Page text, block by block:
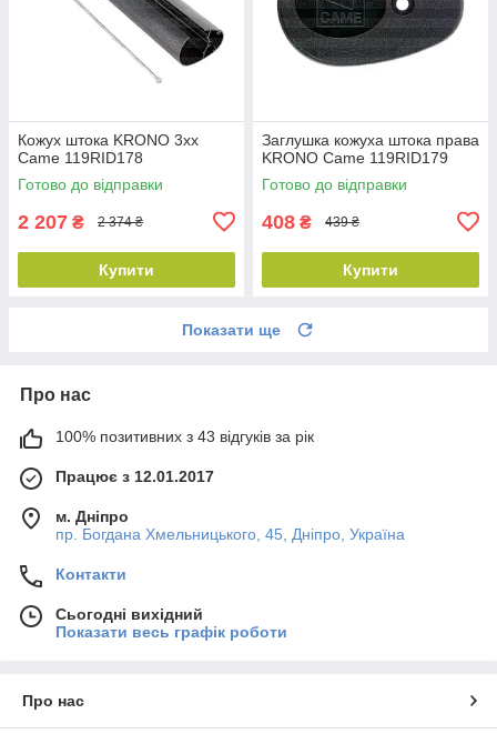
Кожух штока KRONO 3xx
Came 119RID178
Готово до відправки
2 207 ₴ 2 374 ₴
Купити
Заглушка кожуха штока права
KRONO Came 119RID179
Готово до відправки
408 ₴ 439 ₴
Купити
Показати ще
Про нас
100% позитивних з 43 відгуків за рік
Працює з 12.01.2017
м. Дніпро
пр. Богдана Хмельницького, 45, Дніпро, Україна
Контакти
Сьогодні вихідний
Показати весь графік роботи
Про нас